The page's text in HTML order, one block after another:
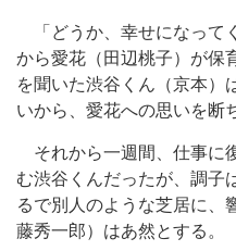
「どうか、幸せになって
から愛花（田辺桃子）が保
を聞いた渋谷くん（京本）
いから、愛花への思いを断
それから一週間、仕事に
む渋谷くんだったが、調子
るで別人のような芝居に、
藤秀一郎）はあ然とする。